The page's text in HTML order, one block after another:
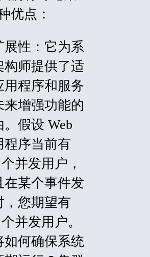
优点：
性： 它为系
构师提供了适
用程序和服务
来增强功能的
。假设 Web
程序当前有
并发用户，
在某个事件发
，您期望有
并发用户。
如何确保系统